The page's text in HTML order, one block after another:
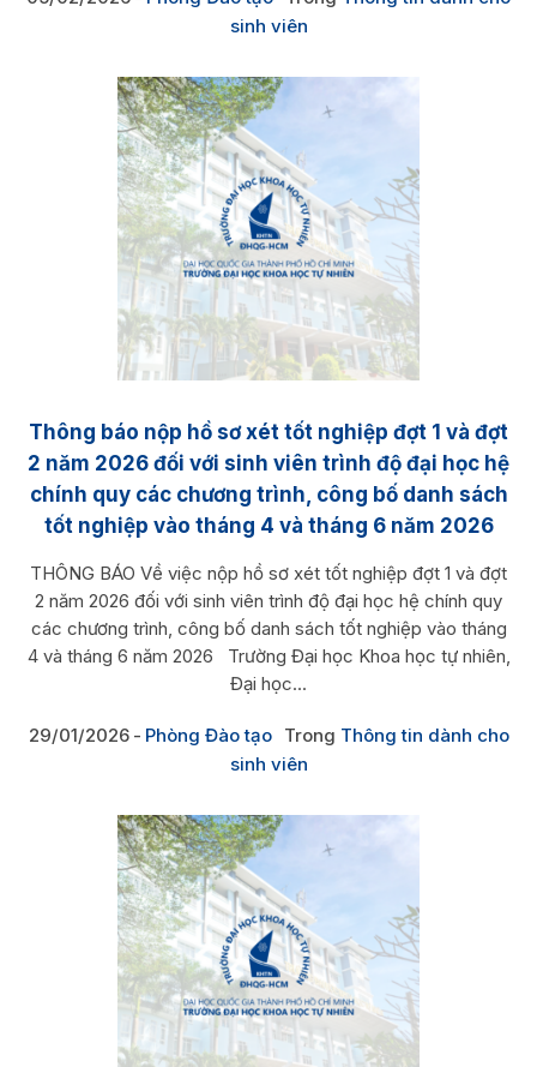
sinh viên
Thông báo nộp hồ sơ xét tốt nghiệp đợt 1 và đợt
2 năm 2026 đối với sinh viên trình độ đại học hệ
chính quy các chương trình, công bố danh sách
tốt nghiệp vào tháng 4 và tháng 6 năm 2026
THÔNG BÁO Về việc nộp hồ sơ xét tốt nghiệp đợt 1 và đợt
2 năm 2026 đối với sinh viên trình độ đại học hệ chính quy
các chương trình, công bố danh sách tốt nghiệp vào tháng
4 và tháng 6 năm 2026 Trường Đại học Khoa học tự nhiên,
Đại học...
29/01/2026 Phòng Đào tạo Trong Thông tin dành cho
sinh viên